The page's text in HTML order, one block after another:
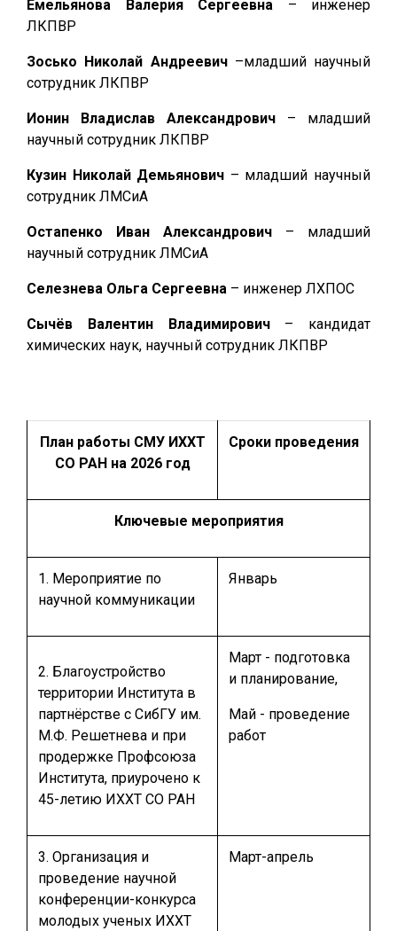
Емельянова Валерия Сергеевна – инженер
ЛКПВР
Зосько Николай Андреевич–младший научный
сотрудник ЛКПВР
Ионин Владислав Александрович – младший
научный сотрудник ЛКПВР
Кузин Николай Демьянович – младший научный
сотрудник ЛМСиА
Остапенко Иван Александрович – младший
научный сотрудник ЛМСиА
Селезнева Ольга Сергеевна – инженер ЛХПОС
Сычёв Валентин Владимирович– кандидат
химических наук, научный сотрудник ЛКПВР
План работы СМУ ИХХТ
СО РАН на 2026 год
Сроки проведения
Ключевые мероприятия
1. Мероприятие по
научной коммуникации
Январь
2. Благоустройство
территории Института в
партнёрстве с СибГУ им.
М.Ф. Решетнева и при
продержке Профсоюза
Института, приурочено к
45-летию ИХХТ СО РАН
Март - подготовка
и планирование,
Май - проведение
работ
3. Организация и
проведение научной
конференции-конкурса
молодых ученых ИХХТ
Март-апрель